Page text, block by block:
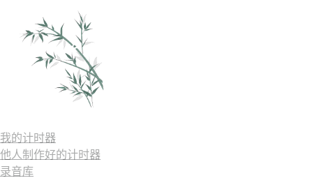
我的计时器
他人制作好的计时器
录音库